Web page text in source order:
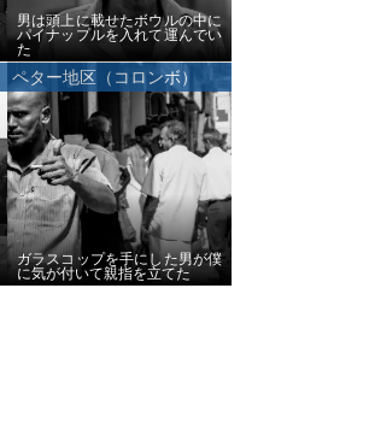
男は頭上に載せたボウルの中に
パイナップルを入れて運んでい
た
ペター地区（コロンボ）
ガラスコップを手にした男が僕
に気が付いて親指を立てた